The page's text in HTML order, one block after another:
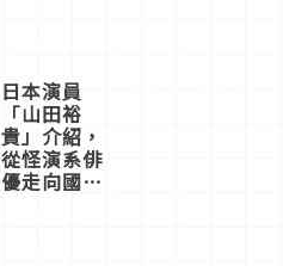
日本演員
「山田裕
貴」介紹，
從怪演系俳
優走向國民